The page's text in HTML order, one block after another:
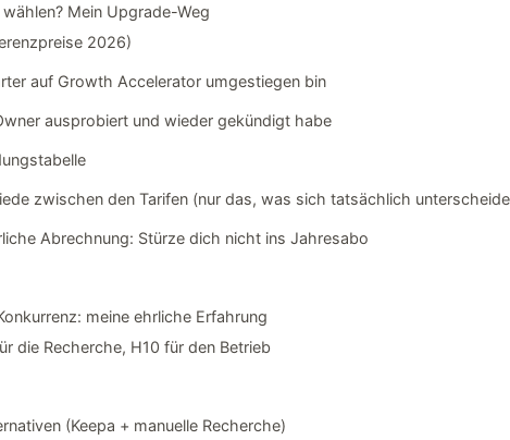
Mein Upgrade-Weg
2026)
auf Growth Accelerator umgestiegen bin
ausprobiert und wieder gekündigt habe
zwischen den Tarifen (nur das, was sich tatsächlich
Abrechnung: Stürze dich nicht ins Jahresabo
meine ehrliche Erfahrung
die Recherche, H10 für den Betrieb
(Keepa + manuelle Recherche)